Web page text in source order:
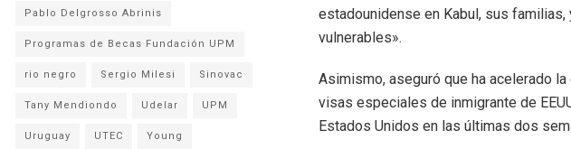
estadounidense en Kabul, sus
vulnerables».
Asimismo, aseguró que ha acelerado
visas especiales de inmigrante de
Estados Unidos en las últimas dos
Pablo Delgrosso Abrinis
Programas de Becas Fundación UPM
rio negro Sergio Milesi Sinovac
Tany Mendiondo Udelar UPM
Uruguay UTEC Young